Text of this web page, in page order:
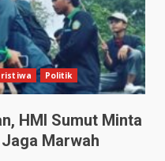
Politik
HMI Sumut Minta
Marwah